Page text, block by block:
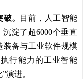
。
目前，人工智能
淀了超6000个垂直
装备与工业软件规模
行能力的工业智能
演进。